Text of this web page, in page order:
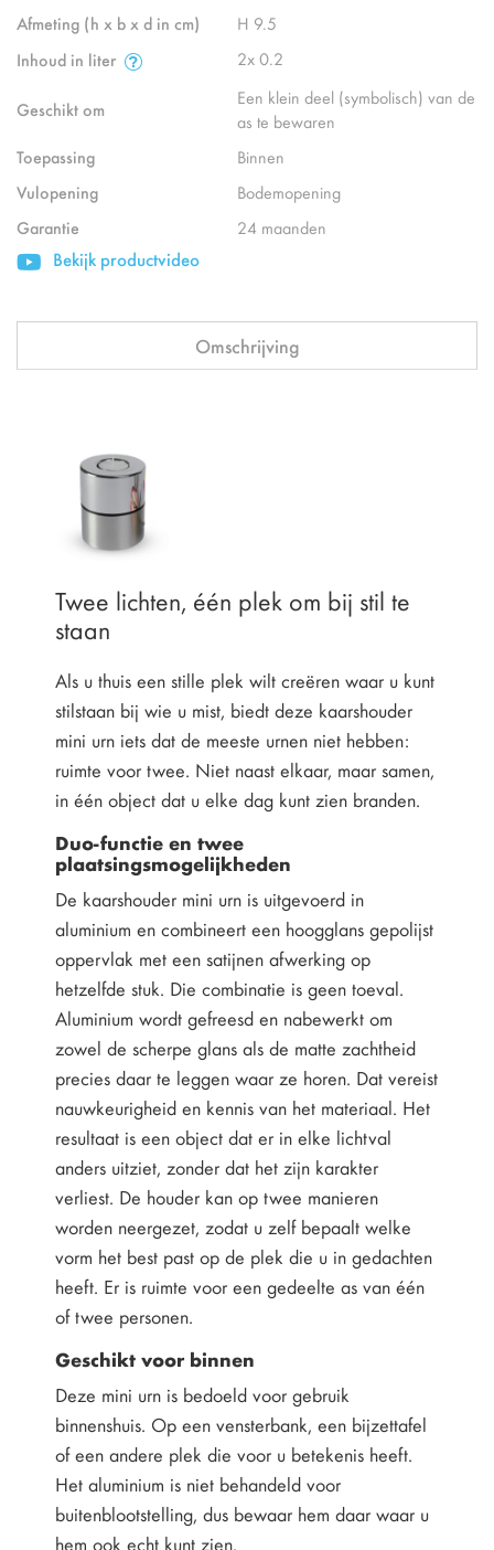
Afmeting (h x b x d in cm)
H 9.5
Inhoud in liter
2x 0.2
Geschikt om
Een klein deel (symbolisch) van de
as te bewaren
Toepassing
Binnen
Vulopening
Bodemopening
Garantie
24 maanden
Bekijk productvideo
Omschrijving
Twee lichten, één plek om bij stil te
staan
Als u thuis een stille plek wilt creëren waar u kunt
stilstaan bij wie u mist, biedt deze kaarshouder
mini urn iets dat de meeste urnen niet hebben:
ruimte voor twee. Niet naast elkaar, maar samen,
in één object dat u elke dag kunt zien branden.
Duo-functie en twee
plaatsingsmogelijkheden
De kaarshouder mini urn is uitgevoerd in
aluminium en combineert een hoogglans gepolijst
oppervlak met een satijnen afwerking op
hetzelfde stuk. Die combinatie is geen toeval.
Aluminium wordt gefreesd en nabewerkt om
zowel de scherpe glans als de matte zachtheid
precies daar te leggen waar ze horen. Dat vereist
nauwkeurigheid en kennis van het materiaal. Het
resultaat is een object dat er in elke lichtval
anders uitziet, zonder dat het zijn karakter
verliest. De houder kan op twee manieren
worden neergezet, zodat u zelf bepaalt welke
vorm het best past op de plek die u in gedachten
heeft. Er is ruimte voor een gedeelte as van één
of twee personen.
Geschikt voor binnen
Deze mini urn is bedoeld voor gebruik
binnenshuis. Op een vensterbank, een bijzettafel
of een andere plek die voor u betekenis heeft.
Het aluminium is niet behandeld voor
buitenblootstelling, dus bewaar hem daar waar u
hem ook echt kunt zien.